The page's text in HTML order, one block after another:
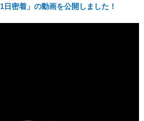
日密着」の動画を公開しました！